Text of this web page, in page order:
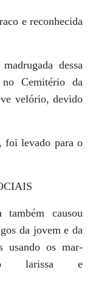
e reconhecida
dessa
Cemitério da
velório, devido
foi levado para o
causou
da jovem e da
usando os mar-
larissa e